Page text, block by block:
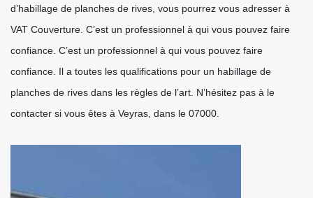
d’habillage de planches de rives, vous pourrez vous adresser à
VAT Couverture. C’est un professionnel à qui vous pouvez faire
confiance. C’est un professionnel à qui vous pouvez faire
confiance. Il a toutes les qualifications pour un habillage de
planches de rives dans les règles de l’art. N’hésitez pas à le
contacter si vous êtes à Veyras, dans le 07000.